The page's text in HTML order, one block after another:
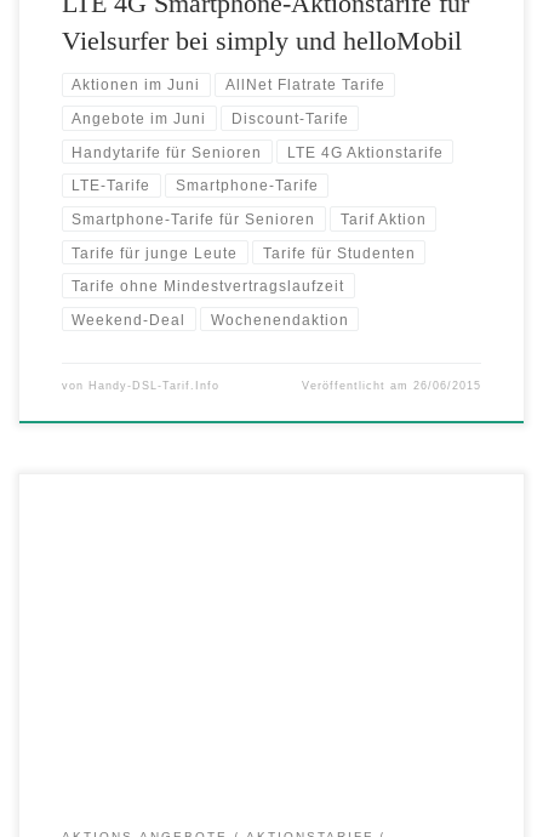
Vielsurfer bei simply und helloMobil
Aktionen im Juni AllNet Flatrate Tarife
Angebote im Juni Discount-Tarife
Handytarife für Senioren LTE 4G Aktionstarife
LTE-Tarife Smartphone-Tarife
Smartphone-Tarife für Senioren Tarif Aktion
Tarife für junge Leute Tarife für Studenten
Tarife ohne Mindestvertragslaufzeit
Weekend-Deal Wochenendaktion
von Handy-DSL-Tarif.Info Veröffentlicht am 26/06/2015